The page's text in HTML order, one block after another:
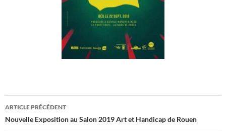
Navigation
ARTICLE PRÉCÉDENT
Nouvelle Exposition au Salon 2019 Art et Handicap de Rouen